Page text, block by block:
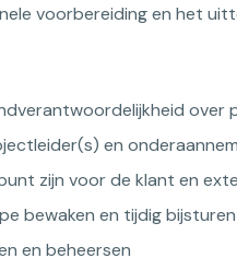
voorbereiding en het
en
zijn voor de klant en
bewaken en tijdig bijsturen
en beheersen